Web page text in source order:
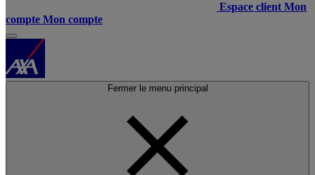
Espace client Mon
compte Mon compte
Fermer le menu principal